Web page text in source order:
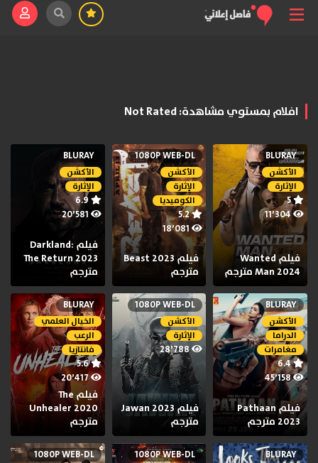
افلام بمستوي مشاهدة: Not Rated
BLURAY
الأكشن
الإثارة
5
11٬304
فيلم Wanted
Man 2024 مترجم
1080P WEB-DL
الأكشن
الإثارة
الكوميديا
5.2
18٬081
فيلم Beast 2023
مترجم
BLURAY
الأكشن
الإثارة
فيلم Darkland:
The Return 2023
مترجم
BLURAY
الأكشن
الدراما
مغامرات
6.4
45٬158
فيلم Pathaan
2023 مترجم
1080P WEB-DL
الأكشن
الإثارة
28٬788
فيلم Jawan 2023
مترجم
BLURAY
الخيال العلمي
الرعب
فانتازيا
5.6
20٬417
فيلم The
Unhealer 2020
مترجم
BLURAY
1080P WEB-DL
1080P WEB-DL